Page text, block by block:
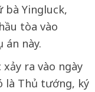
bà Yingluck,
tòa vào
án này.
ra vào ngày
là Thủ tướng, ký